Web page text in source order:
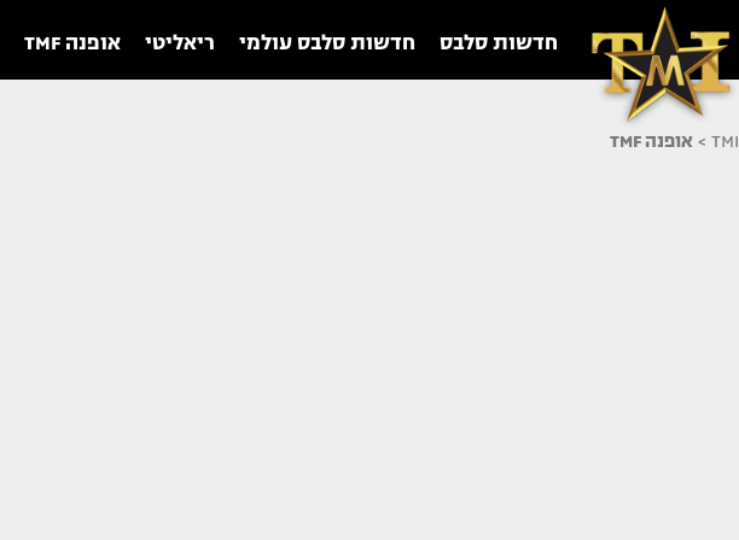
חדשות סלבס חדשות סלבס עולמי ריאליטי אופנה TMF
TMI
> אופנה TMF